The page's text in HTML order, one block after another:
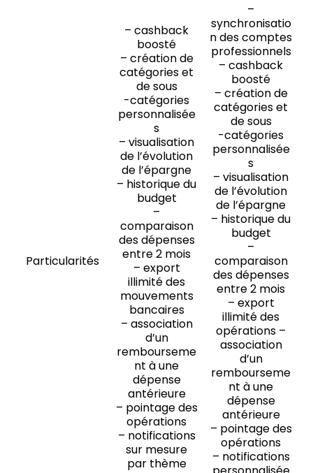
Particularités
– cashback
boosté
– création de
catégories et
de sous
-catégories
personnalisée
s
– visualisation
de l’évolution
de l’épargne
– historique du
budget
–
comparaison
des dépenses
entre 2 mois
– export
illimité des
mouvements
bancaires
– association
d’un
rembourseme
nt à une
dépense
antérieure
– pointage des
opérations
– notifications
sur mesure
par thème
–
synchronisatio
n des comptes
professionnels
– cashback
boosté
– création de
catégories et
de sous
-catégories
personnalisée
s
– visualisation
de l’évolution
de l’épargne
– historique du
budget
–
comparaison
des dépenses
entre 2 mois
– export
illimité des
opérations –
association
d’un
rembourseme
nt à une
dépense
antérieure
– pointage des
opérations
– notifications